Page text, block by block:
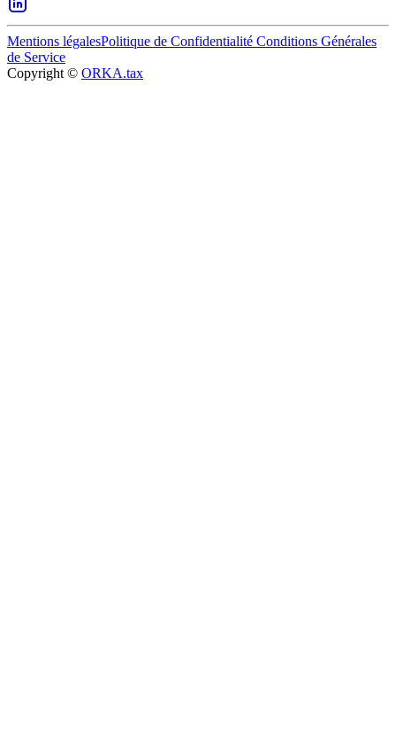
Mentions légalesPolitique de Confidentialité Conditions Générales
de Service
Copyright © ORKA.tax